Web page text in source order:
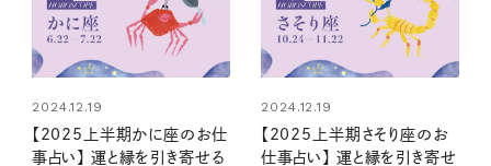
2024.12.19
【2025上半期かに座のお仕
事占い】 運と縁を引き寄せる
2024.12.19
【2025上半期さそり座のお
仕事占い】 運と縁を引き寄せ